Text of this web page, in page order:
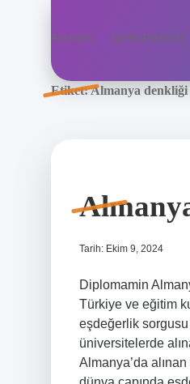
Anasayfa Gizlilik Politikası
Etiket:Almanya denkliği
Tarih: Ekim 9, 2024
Diplomamin
Türkiye ve eğitim
eşdeğerlik sorgusu
üniversitelerde
Almanya’da